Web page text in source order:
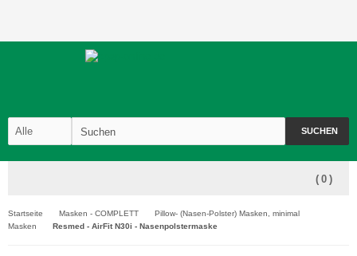
SUCHEN
( 0 )
Startseite Masken - COMPLETT
Pillow- (Nasen-Polster) Masken, minimal
Masken
Resmed - AirFit N30i - Nasenpolstermaske